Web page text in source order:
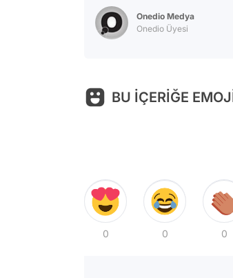
Onedio Medya
Onedio Üyesi
BU İÇERİĞE
0 0 0